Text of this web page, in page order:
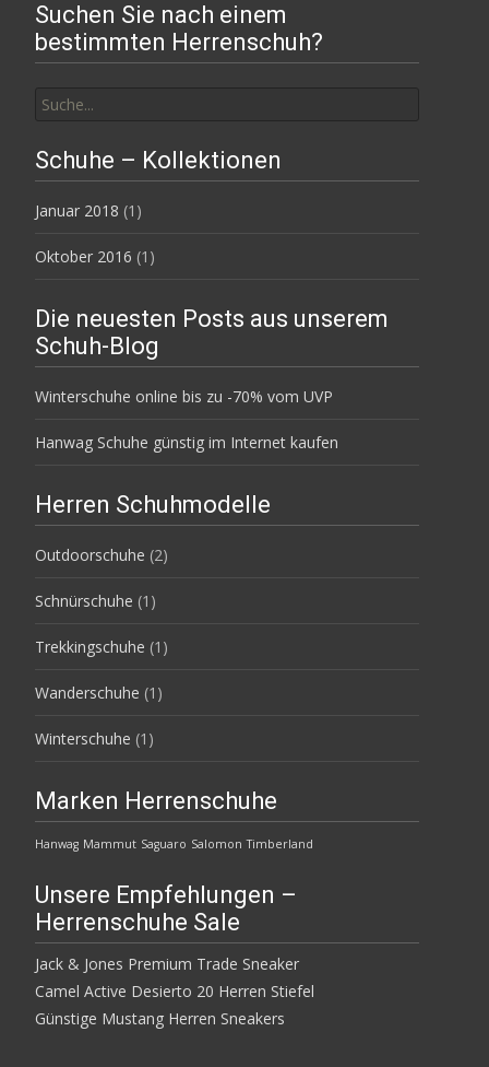
Suchen Sie nach einem
bestimmten Herrenschuh?
nach:
Schuhe – Kollektionen
Januar 2018 (1)
Oktober 2016 (1)
Die neuesten Posts aus unserem
Schuh-Blog
Winterschuhe online bis zu -70% vom UVP
Hanwag Schuhe günstig im Internet kaufen
Herren Schuhmodelle
Outdoorschuhe (2)
Schnürschuhe (1)
Trekkingschuhe (1)
Wanderschuhe (1)
Winterschuhe (1)
Marken Herrenschuhe
Hanwag Mammut Saguaro Salomon Timberland
Unsere Empfehlungen –
Herrenschuhe Sale
Jack & Jones Premium Trade Sneaker
Camel Active Desierto 20 Herren Stiefel
Günstige Mustang Herren Sneakers